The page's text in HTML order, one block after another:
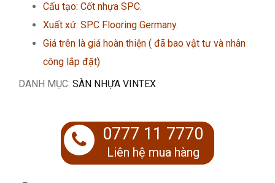
Cấu tạo: Cốt nhựa SPC.
Xuất xứ: SPC Flooring Germany.
Giá trên là giá hoàn thiện ( đã bao vật tư và nhân
công lắp đặt)
DANH MỤC: SÀN NHỰA VINTEX
0777 11 7770
Liên hệ mua hàng